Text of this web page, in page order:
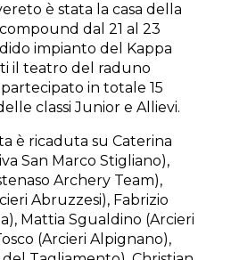
è stata la casa della
dal 21 al 23
impianto del Kappa
il teatro del raduno
in totale 15
classi Junior e Allievi.
è ricaduta su Caterina
San Marco Stigliano),
Archery Team),
Abruzzesi), Fabrizio
Mattia Sgualdino (Arcieri
(Arcieri Alpignano),